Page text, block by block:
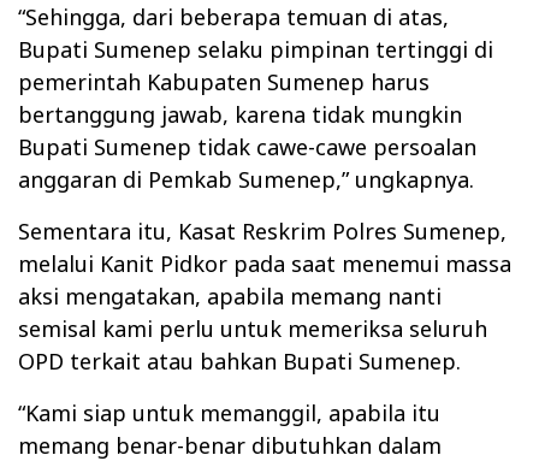
“Sehingga, dari beberapa temuan di atas,
Bupati Sumenep selaku pimpinan tertinggi di
pemerintah Kabupaten Sumenep harus
bertanggung jawab, karena tidak mungkin
Bupati Sumenep tidak cawe-cawe persoalan
anggaran di Pemkab Sumenep,” ungkapnya.
Sementara itu, Kasat Reskrim Polres Sumenep,
melalui Kanit Pidkor pada saat menemui massa
aksi mengatakan, apabila memang nanti
semisal kami perlu untuk memeriksa seluruh
OPD terkait atau bahkan Bupati Sumenep.
“Kami siap untuk memanggil, apabila itu
memang benar-benar dibutuhkan dalam